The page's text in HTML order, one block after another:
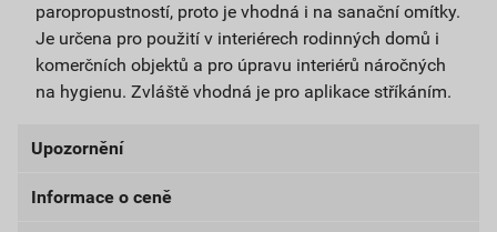
paropropustností, proto je vhodná i na sanační omítky.
Je určena pro použití v interiérech rodinných domů i
komerčních objektů a pro úpravu interiérů náročných
na hygienu. Zvláště vhodná je pro aplikace stříkáním.
Upozornění
UPOZORNĚNÍ: Používejte ošetřený předmět bezpečně.
Informace o ceně